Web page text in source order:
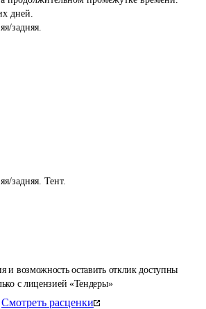
и возможность оставить отклик доступны
с лицензией «Тендеры»
Смотреть расценки
дней.
задняя.
задняя. Тент.